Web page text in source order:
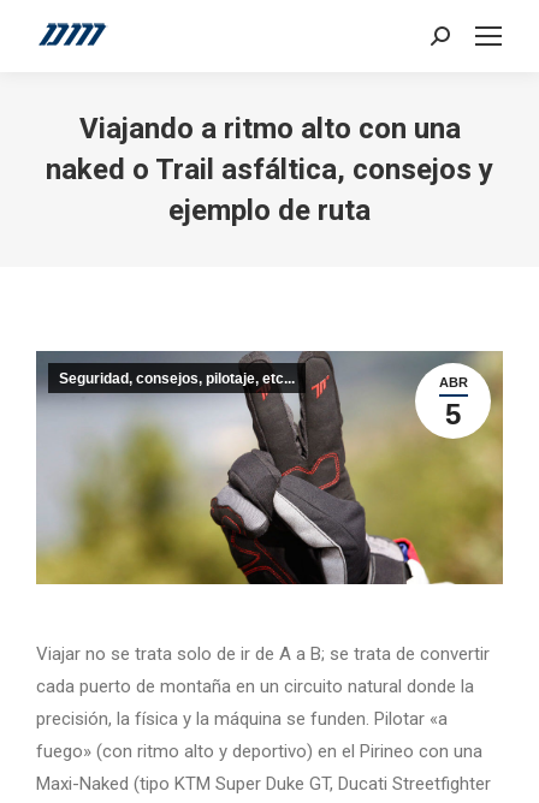
Search:
Viajando a ritmo alto con una
naked o Trail asfáltica, consejos y
ejemplo de ruta
ABR
5
Seguridad, consejos, pilotaje, etc...
Viajar no se trata solo de ir de A a B; se trata de convertir
cada puerto de montaña en un circuito natural donde la
precisión, la física y la máquina se funden. Pilotar «a
fuego» (con ritmo alto y deportivo) en el Pirineo con una
Maxi-Naked (tipo KTM Super Duke GT, Ducati Streetfighter